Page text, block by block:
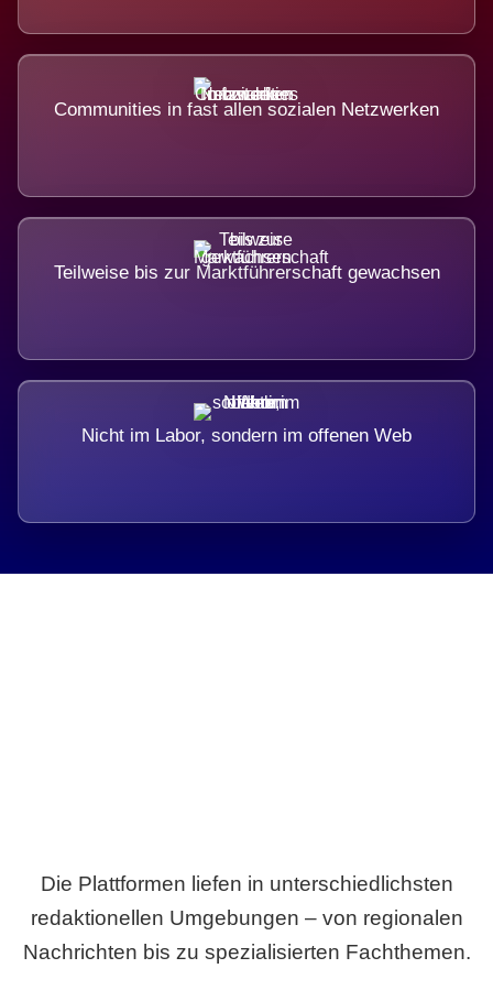
Communities in fast allen sozialen Netzwerken
Teilweise bis zur Marktführerschaft gewachsen
Nicht im Labor, sondern im offenen Web
Die Plattformen liefen in unterschiedlichsten
redaktionellen Umgebungen – von regionalen
Nachrichten bis zu spezialisierten Fachthemen.